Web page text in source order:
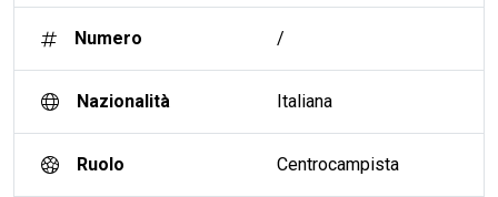
Numero /
Nazionalità Italiana
Ruolo Centrocampista